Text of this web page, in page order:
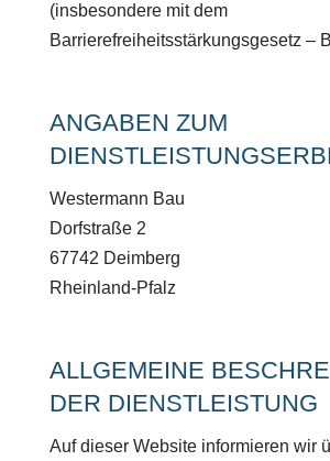
(insbesondere mit dem
Barrierefreiheitsstärkungsgesetz –
ANGABEN ZUM
Westermann Bau
Dorfstraße 2
67742 Deimberg
Rheinland-Pfalz
ALLGEMEINE
DER DIENSTLEISTUNG
Auf dieser Website informieren wir